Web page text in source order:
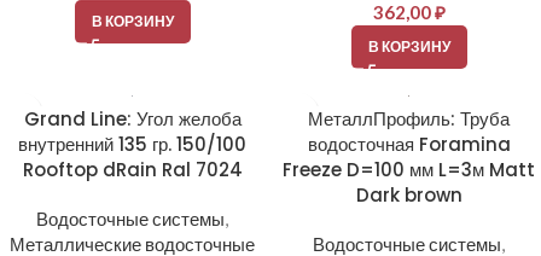
В КОРЗИНУ 362,00₽
В КОРЗИНУ
Grand Line: Угол желоба
внутренний 135 гр. 150/100
Rooftop dRain Ral 7024
Водосточные системы,
Металлические водосточные
МеталлПрофиль: Труба
водосточная Foramina
Freeze D=100 мм L=3м Matt
Dark brown
Водосточные системы,